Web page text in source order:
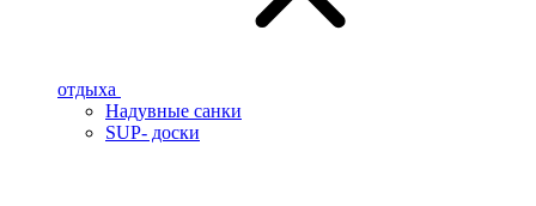
отдыха
Надувные санки
SUP- доски